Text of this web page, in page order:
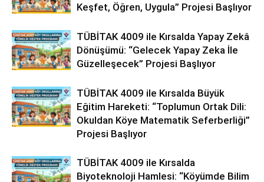
Keşfet, Öğren, Uygula” Projesi Başlıyor
TÜBİTAK 4009 ile Kırsalda Yapay Zekâ
Dönüşümü: “Gelecek Yapay Zeka İle
Güzelleşecek” Projesi Başlıyor
TÜBİTAK 4009 ile Kırsalda Büyük
Eğitim Hareketi: “Toplumun Ortak Dili:
Okuldan Köye Matematik Seferberliği”
Projesi Başlıyor
TÜBİTAK 4009 ile Kırsalda
Biyoteknoloji Hamlesi: “Köyümde Bilim